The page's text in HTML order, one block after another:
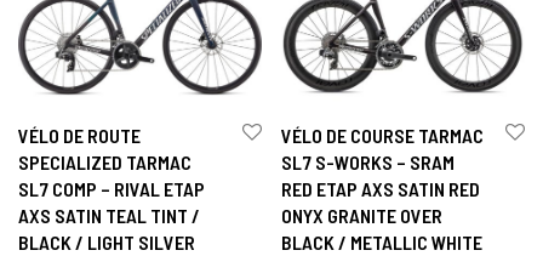
VÉLO DE ROUTE
SPECIALIZED TARMAC
SL7 COMP – RIVAL ETAP
AXS SATIN TEAL TINT /
BLACK / LIGHT SILVER
VÉLO DE COURSE TARMAC
SL7 S-WORKS – SRAM
RED ETAP AXS SATIN RED
ONYX GRANITE OVER
BLACK / METALLIC WHITE